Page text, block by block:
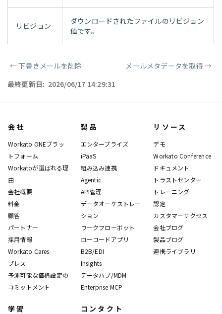
リビジョン
ダウンロードされたファイルのリビジョン
値です。
ページャー
←下書きメールを削除 メールメタデータを取得 →
最終更新日: 2026/06/17 14:29:31
会社
Workato ONEプラッ
トフォーム
Workatoが選ばれる理
由
会社概要
料金
顧客
パートナー
採用情報
Workato Cares
プレス
予測可能な価格設定の
コミットメント
製品
エンタープライズ
iPaaS
組み込み連携
Agentic
API管理
データオーケストレー
ション
ワークフローボット
ローコードアプリ
B2B/EDI
Insights
データハブ/MDM
Enterprise MCP
リソース
デモ
Workato Conference
ドキュメント
トラストセンター
トレーニング
認定
カスタマーサクセス
会社ブログ
製品ブログ
連携ライブラリ
学習 コンタクト